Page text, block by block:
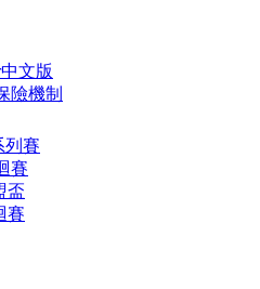
文版
險機制
列賽
賽
盃
賽